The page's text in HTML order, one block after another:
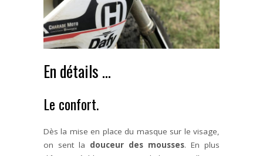
En détails …
Le confort.
Dès la mise en place du masque sur le visage,
on sent la douceur des mousses. En plus